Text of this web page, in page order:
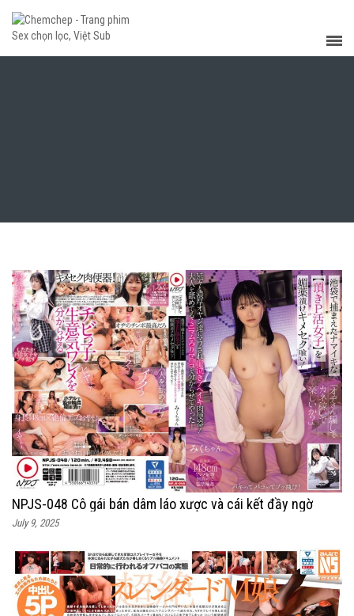
NPJS-048 Cô gái bán dâm láo xược và cái kết đầy ngờ
July 9, 2025